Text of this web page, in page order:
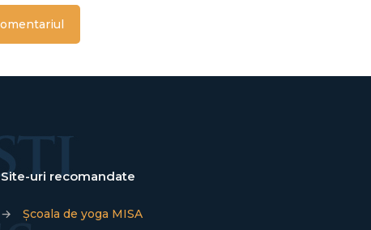
Site-uri recomandate
→
Școala de yoga MISA